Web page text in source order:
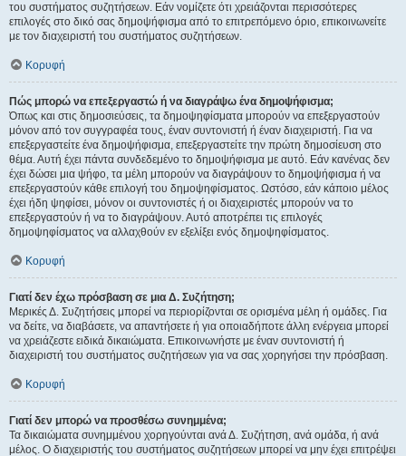
του συστήματος συζητήσεων. Εάν νομίζετε ότι χρειάζονται περισσότερες
επιλογές στο δικό σας δημοψήφισμα από το επιτρεπόμενο όριο, επικοινωνείτε
με τον διαχειριστή του συστήματος συζητήσεων.
Κορυφή
Πώς μπορώ να επεξεργαστώ ή να διαγράψω ένα δημοψήφισμα;
Όπως και στις δημοσιεύσεις, τα δημοψηφίσματα μπορούν να επεξεργαστούν
μόνον από τον συγγραφέα τους, έναν συντονιστή ή έναν διαχειριστή. Για να
επεξεργαστείτε ένα δημοψήφισμα, επεξεργαστείτε την πρώτη δημοσίευση στο
θέμα. Αυτή έχει πάντα συνδεδεμένο το δημοψήφισμα με αυτό. Εάν κανένας δεν
έχει δώσει μια ψήφο, τα μέλη μπορούν να διαγράψουν το δημοψήφισμα ή να
επεξεργαστούν κάθε επιλογή του δημοψηφίσματος. Ωστόσο, εάν κάποιο μέλος
έχει ήδη ψηφίσει, μόνον οι συντονιστές ή οι διαχειριστές μπορούν να το
επεξεργαστούν ή να το διαγράψουν. Αυτό αποτρέπει τις επιλογές
δημοψηφίσματος να αλλαχθούν εν εξελίξει ενός δημοψηφίσματος.
Κορυφή
Γιατί δεν έχω πρόσβαση σε μια Δ. Συζήτηση;
Μερικές Δ. Συζητήσεις μπορεί να περιορίζονται σε ορισμένα μέλη ή ομάδες. Για
να δείτε, να διαβάσετε, να απαντήσετε ή για οποιαδήποτε άλλη ενέργεια μπορεί
να χρειάζεστε ειδικά δικαιώματα. Επικοινωνήστε με έναν συντονιστή ή
διαχειριστή του συστήματος συζητήσεων για να σας χορηγήσει την πρόσβαση.
Κορυφή
Γιατί δεν μπορώ να προσθέσω συνημμένα;
Τα δικαιώματα συνημμένου χορηγούνται ανά Δ. Συζήτηση, ανά ομάδα, ή ανά
μέλος. Ο διαχειριστής του συστήματος συζητήσεων μπορεί να μην έχει επιτρέψει